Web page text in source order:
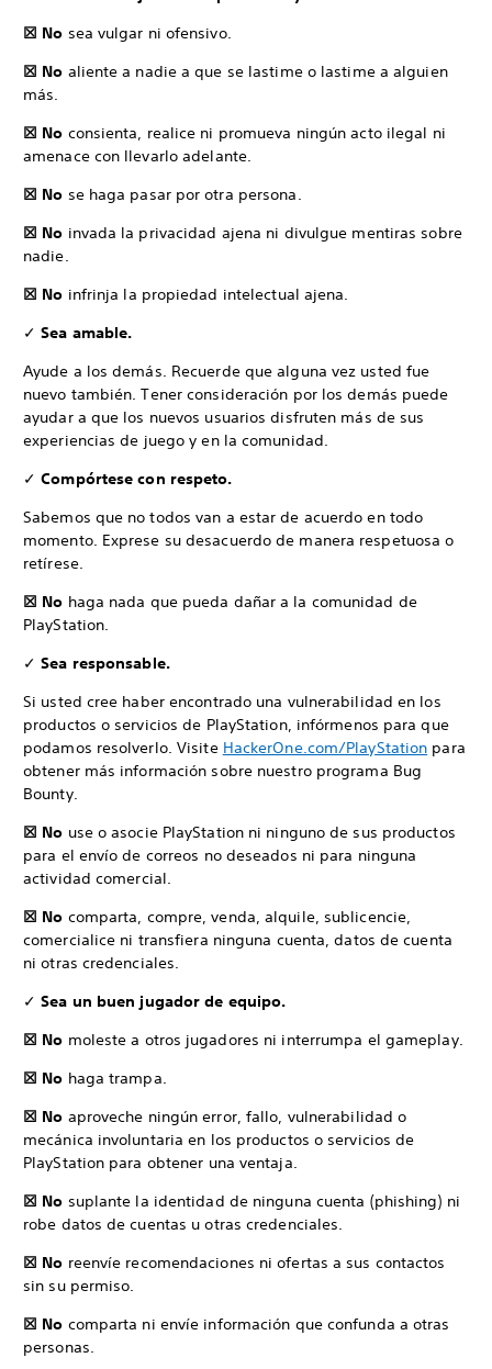
☒ No sea vulgar ni ofensivo.
☒ No aliente a nadie a que se lastime o lastime a alguien
más.
☒ No consienta, realice ni promueva ningún acto ilegal ni
amenace con llevarlo adelante.
☒ No se haga pasar por otra persona.
☒ No invada la privacidad ajena ni divulgue mentiras sobre
nadie.
☒ No infrinja la propiedad intelectual ajena.
✓ Sea amable.
Ayude a los demás. Recuerde que alguna vez usted fue
nuevo también. Tener consideración por los demás puede
ayudar a que los nuevos usuarios disfruten más de sus
experiencias de juego y en la comunidad.
✓ Compórtese con respeto.
Sabemos que no todos van a estar de acuerdo en todo
momento. Exprese su desacuerdo de manera respetuosa o
retírese.
☒ No haga nada que pueda dañar a la comunidad de
PlayStation.
✓ Sea responsable.
Si usted cree haber encontrado una vulnerabilidad en los
productos o servicios de PlayStation, infórmenos para que
podamos resolverlo. Visite HackerOne.com/PlayStation para
obtener más información sobre nuestro programa Bug
Bounty.
☒ No use o asocie PlayStation ni ninguno de sus productos
para el envío de correos no deseados ni para ninguna
actividad comercial.
☒ No comparta, compre, venda, alquile, sublicencie,
comercialice ni transfiera ninguna cuenta, datos de cuenta
ni otras credenciales.
✓ Sea un buen jugador de equipo.
☒ No moleste a otros jugadores ni interrumpa el gameplay.
☒ No haga trampa.
☒ No aproveche ningún error, fallo, vulnerabilidad o
mecánica involuntaria en los productos o servicios de
PlayStation para obtener una ventaja.
☒ No suplante la identidad de ninguna cuenta (phishing) ni
robe datos de cuentas u otras credenciales.
☒ No reenvíe recomendaciones ni ofertas a sus contactos
sin su permiso.
☒ No comparta ni envíe información que confunda a otras
personas.